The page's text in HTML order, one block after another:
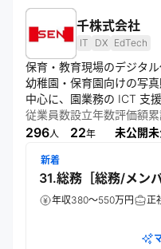
千株式会社
IT DX EdTech
保育・教育現場のデジタ
幼稚園・保育園向けの写
中心に、園業務の ICT 支
作、給食食材配達・食育
や先生の業務負担を軽減
と保育現場のニーズを掛
長と保育環境の向上に貢
つける。世界を動かす会
もたちの笑顔を中心に社
従業員数
296人
設立年数
22年
評価額
未公開
新着
31.総務［総務/メン
年収380～550万円 正